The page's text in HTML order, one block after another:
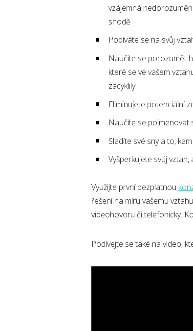
vzájemná
shodě
Podíváte se na svůj
Naučíte se porozumět
které se ve vašem
zacyklily
Eliminujete potenciální
Naučíte se pojmenovat
Sladíte své sny a to,
Vyšperkujete svůj
Využijte první bezplatnou
řešení na míru vašemu
videohovoru či telefonicky.
Podívejte se také na video,